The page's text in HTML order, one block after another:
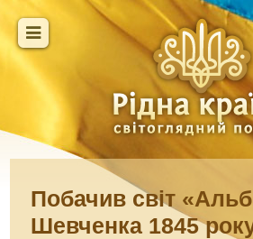
Побачив світ
Шевченка 1845